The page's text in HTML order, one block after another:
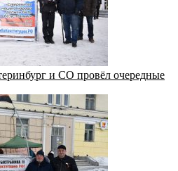
и СО провёл очередные